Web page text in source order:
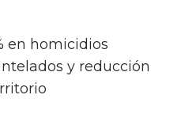
en homicidios
y reducción